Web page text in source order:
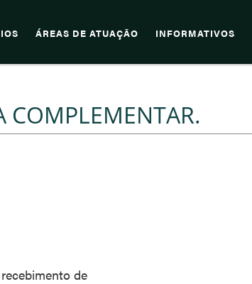
ÁREAS DE ATUAÇÃO INFORMATIVOS
COMPLEMENTAR.
de